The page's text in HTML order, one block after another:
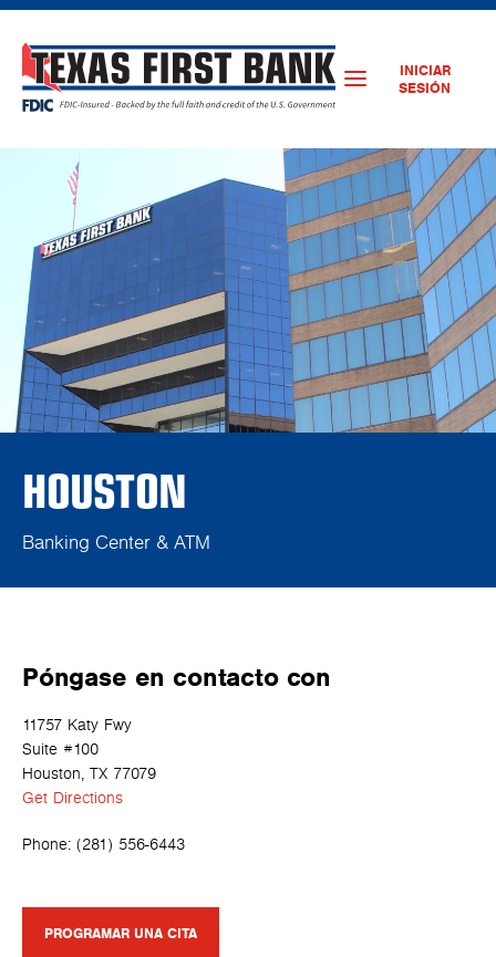
INICIAR
SESIÓN
HOUSTON
Banking Center & ATM
Póngase en contacto con
11757 Katy Fwy
Suite #100
Houston, TX 77079
Get Directions
Phone: (281) 556-6443
PROGRAMAR UNA CITA